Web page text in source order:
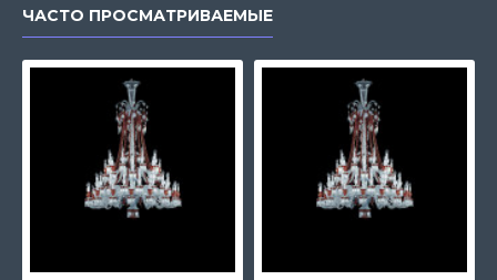
ЧАСТО ПРОСМАТРИВАЕМЫЕ